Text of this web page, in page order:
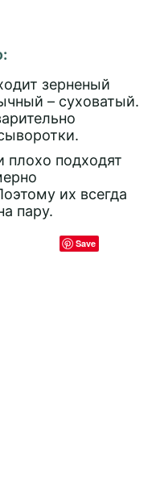
зерненый
– суховатый.
плохо подходят
их всегда
пару.
Save